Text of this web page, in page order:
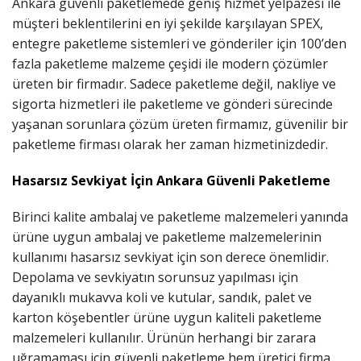
müşteri beklentilerini en iyi şekilde karşılayan SPEX,
entegre paketleme sistemleri ve gönderiler için 100’den
fazla paketleme malzeme çeşidi ile modern çözümler
üreten bir firmadır. Sadece paketleme değil, nakliye ve
sigorta hizmetleri ile paketleme ve gönderi sürecinde
yaşanan sorunlara çözüm üreten firmamız, güvenilir bir
paketleme firması olarak her zaman hizmetinizdedir.
Hasarsız Sevkiyat İçin Ankara Güvenli Paketleme
Birinci kalite ambalaj ve paketleme malzemeleri yanında
ürüne uygun ambalaj ve paketleme malzemelerinin
kullanımı hasarsız sevkiyat için son derece önemlidir.
Depolama ve sevkiyatın sorunsuz yapılması için
dayanıklı mukavva koli ve kutular, sandık, palet ve
karton köşebentler ürüne uygun kaliteli paketleme
malzemeleri kullanılır. Ürünün herhangi bir zarara